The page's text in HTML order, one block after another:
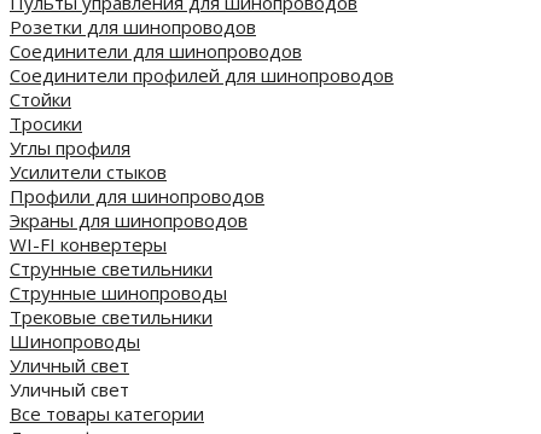
Розетки для шинопроводов
Соединители для шинопроводов
Соединители профилей для шинопроводов
Стойки
Тросики
Углы профиля
Усилители стыков
Профили для шинопроводов
Экраны для шинопроводов
WI-FI конвертеры
Струнные светильники
Струнные шинопроводы
Трековые светильники
Шинопроводы
Уличный свет
Уличный свет
Все товары категории